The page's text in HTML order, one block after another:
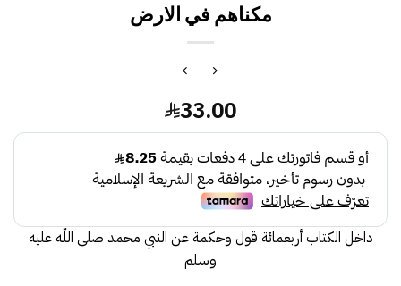
مكناهم في الارض
33.00
داخل الكتاب أربعمائة قول وحكمة عن النبي محمد صلى اللّه عليه
وسلم